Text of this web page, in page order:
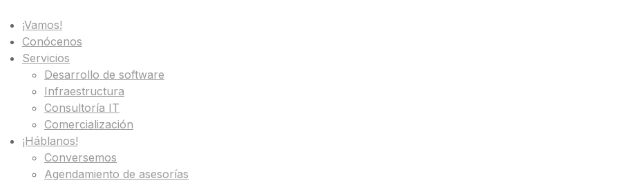
¡Vamos!
Conócenos
Servicios
Desarrollo de software
Infraestructura
Consultoría IT
Comercialización
¡Háblanos!
Conversemos
Agendamiento de asesorías